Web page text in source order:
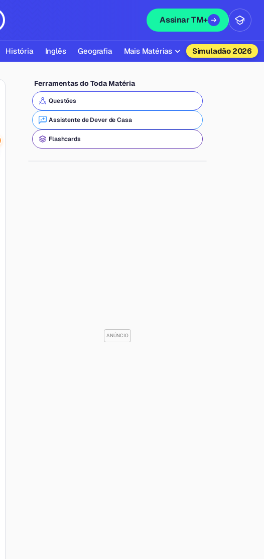
Assinar TM+
História Inglês Geografia Mais Matérias
Química
Física
Filosofia
Simuladão 2026
Ferramentas do Toda Matéria
Questões
Assistente de Dever de Casa
Flashcards